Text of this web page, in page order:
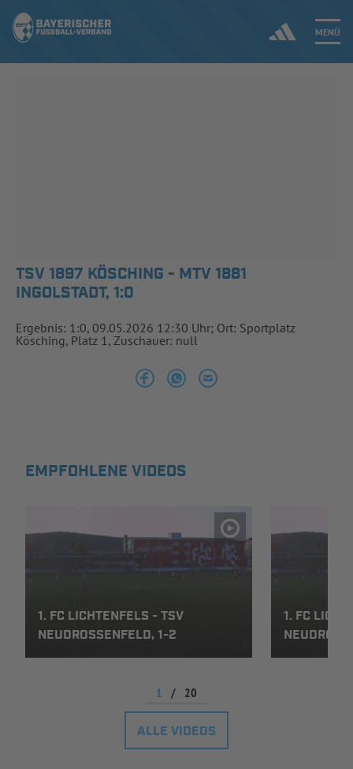
MENÜ
AUSBILDUNG & FÖRDERUNG
INFOTHEK SPIELPLUS
TSV 1897 KÖSCHING - MTV 1881
INGOLSTADT, 1:0
Ergebnis: 1:0, 09.05.2026 12:30 Uhr; Ort: Sportplatz
Kösching, Platz 1, Zuschauer: null
EMPFOHLENE VIDEOS
1. FC LICHTENFELS - TSV
NEUDROSSENFELD, 1-2
1. FC
1 / 20
ALLE VIDEOS